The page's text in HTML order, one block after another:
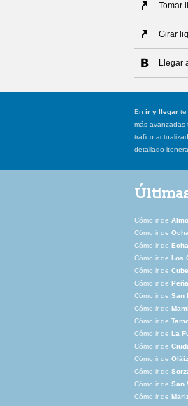
Tomar
Girar
Llegar
En ir y llegar te
más avanzadas
tráfico
detallado
Cómo ir de
Cómo ir de
Cómo ir de
Cómo ir de Los
Cómo ir de
Cómo ir de
Cómo ir de San
Cómo ir de
Cómo ir de
Cómo ir de La
Cómo ir de
Cómo ir de Oláiz
Cómo ir de
Cómo ir de San
Cómo ir de